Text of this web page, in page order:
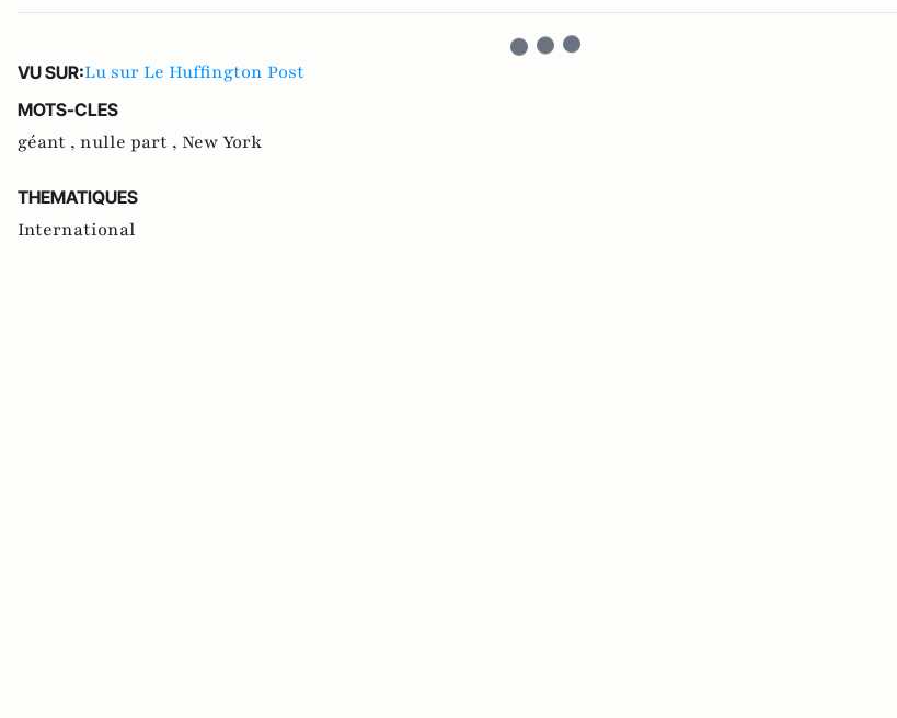
VU SUR:Lu sur Le Huffington Post
MOTS-CLES
géant , nulle part , New York
THEMATIQUES
International